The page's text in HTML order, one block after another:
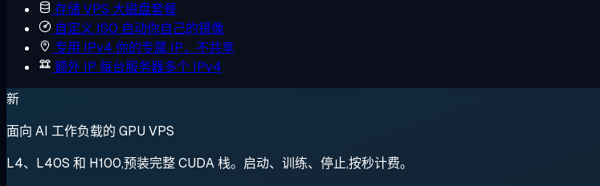
存储 VPS 大磁盘套餐
自定义 ISO 启动你自己的镜像
专用 IPv4 你的专属 IP，不共享
额外 IP 每台服务器多个 IPv4
新
面向 AI 工作负载的 GPU VPS
L4、L40S 和 H100,预装完整 CUDA 栈。启动、训练、停止,按秒计费。